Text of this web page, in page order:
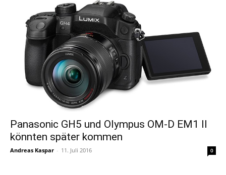
Panasonic GH5 und Olympus OM-D EM1 II
könnten später kommen
Andreas Kaspar - 11. Juli 2016 0